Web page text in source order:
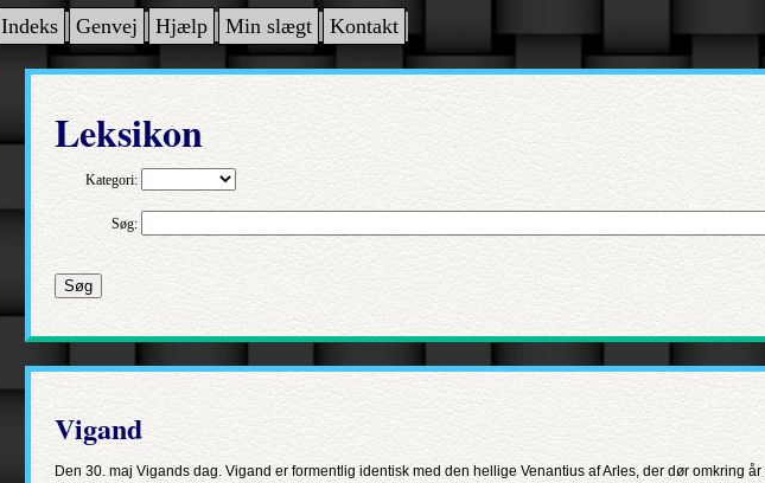
Indeks Genvej Hjælp Min slægt Kontakt
Leksikon
Kategori:
Søg:
Søg
Vigand
Den 30. maj Vigands dag. Vigand er formentlig identisk med den hellige Venantius af Arles, der dør omkring år